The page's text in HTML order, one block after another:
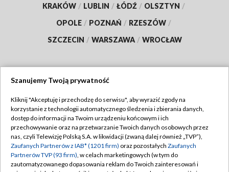
KRAKÓW / LUBLIN / ŁÓDŹ / OLSZTYN /
OPOLE / POZNAŃ / RZESZÓW /
SZCZECIN / WARSZAWA / WROCŁAW
TVP
Abonament TVP
Emisja w TVP
Centrum informacji TVP
Regulamin TVP
Polityka prywatności
Moje zgody
Szanujemy Twoją prywatność
Kliknij "Akceptuję i przechodzę do serwisu", aby wyrazić zgody na
korzystanie z technologii automatycznego śledzenia i zbierania danych,
dostęp do informacji na Twoim urządzeniu końcowym i ich
przechowywanie oraz na przetwarzanie Twoich danych osobowych przez
nas, czyli Telewizję Polską S.A. w likwidacji (zwaną dalej również „TVP”),
Zaufanych Partnerów z IAB* (1201 firm) oraz pozostałych Zaufanych
Partnerów TVP (93 firm), w celach marketingowych (w tym do
zautomatyzowanego dopasowania reklam do Twoich zainteresowań i